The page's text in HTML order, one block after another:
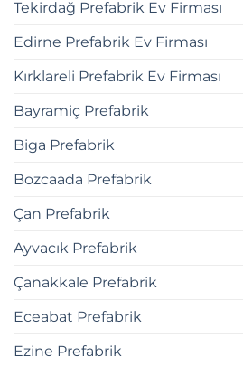
Tekirdağ Prefabrik Ev Firması
Edirne Prefabrik Ev Firması
Kırklareli Prefabrik Ev Firması
Bayramiç Prefabrik
Biga Prefabrik
Bozcaada Prefabrik
Çan Prefabrik
Ayvacık Prefabrik
Çanakkale Prefabrik
Eceabat Prefabrik
Ezine Prefabrik